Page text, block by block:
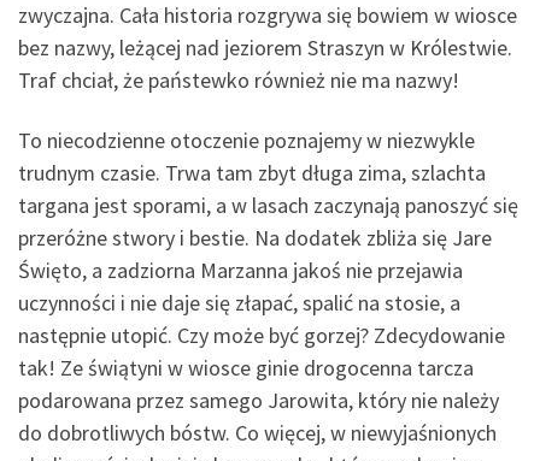
zwyczajna. Cała historia rozgrywa się bowiem w wiosce
bez nazwy, leżącej nad jeziorem Straszyn w Królestwie.
Traf chciał, że państewko również nie ma nazwy!
To niecodzienne otoczenie poznajemy w niezwykle
trudnym czasie. Trwa tam zbyt długa zima, szlachta
targana jest sporami, a w lasach zaczynają panoszyć się
przeróżne stwory i bestie. Na dodatek zbliża się Jare
Święto, a zadziorna Marzanna jakoś nie przejawia
uczynności i nie daje się złapać, spalić na stosie, a
następnie utopić. Czy może być gorzej? Zdecydowanie
tak! Ze świątyni w wiosce ginie drogocenna tarcza
podarowana przez samego Jarowita, który nie należy
do dobrotliwych bóstw. Co więcej, w niewyjaśnionych